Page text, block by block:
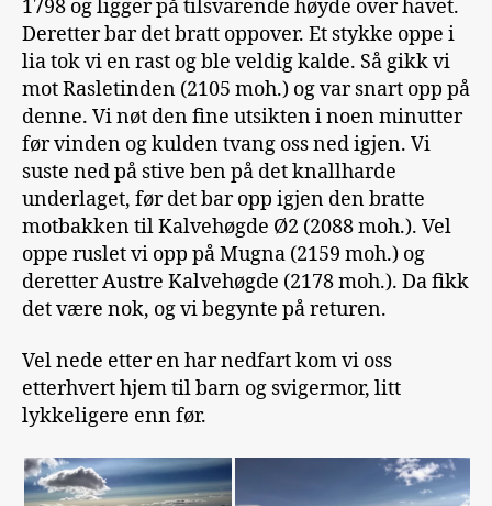
1798 og ligger på tilsvarende høyde over havet.
Deretter bar det bratt oppover. Et stykke oppe i
lia tok vi en rast og ble veldig kalde. Så gikk vi
mot Rasletinden (2105 moh.) og var snart opp på
denne. Vi nøt den fine utsikten i noen minutter
før vinden og kulden tvang oss ned igjen. Vi
suste ned på stive ben på det knallharde
underlaget, før det bar opp igjen den bratte
motbakken til Kalvehøgde Ø2 (2088 moh.). Vel
oppe ruslet vi opp på Mugna (2159 moh.) og
deretter Austre Kalvehøgde (2178 moh.). Da fikk
det være nok, og vi begynte på returen.
Vel nede etter en har nedfart kom vi oss
etterhvert hjem til barn og svigermor, litt
lykkeligere enn før.